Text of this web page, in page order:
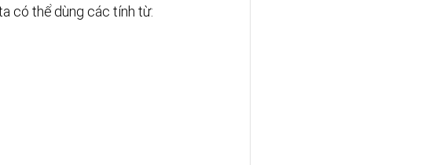
có thể dùng các tính từ: